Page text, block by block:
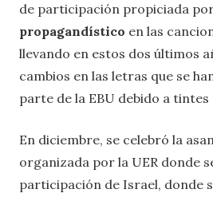
de participación propiciada
propagandístico en las
llevando en estos dos últimos
cambios en las letras que se
parte de la EBU debido a tintes
En diciembre, se celebró la
organizada por la UER donde
participación de Israel, donde